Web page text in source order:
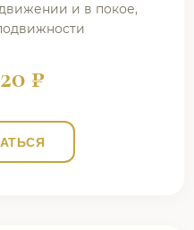
и в покое,
₽